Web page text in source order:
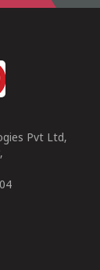
Pvt Ltd,